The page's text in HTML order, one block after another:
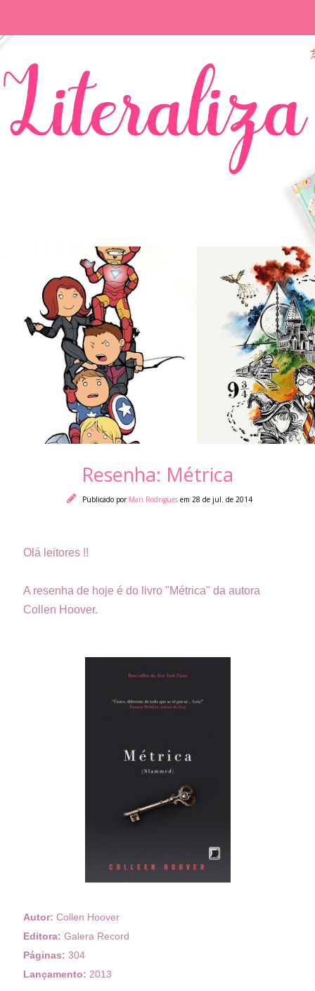
Resenha: Métrica
Publicado por Mari Rodrigues em 28 de jul. de 2014
Olá leitores !!
A resenha de hoje é do livro "Métrica" da autora
Collen Hoover.
Autor: Collen Hoover
Editora: Galera Record
Páginas: 304
Lançamento: 2013